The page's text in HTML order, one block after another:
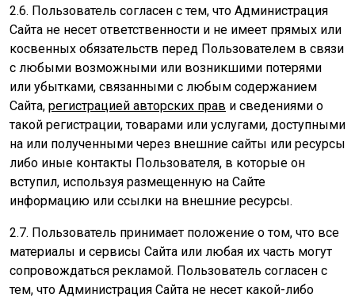
2.6. Пользователь согласен с тем, что Администрация
Сайта не несет ответственности и не имеет прямых или
косвенных обязательств перед Пользователем в связи
с любыми возможными или возникшими потерями
или убытками, связанными с любым содержанием
Сайта, регистрацией авторских прав и сведениями о
такой регистрации, товарами или услугами, доступными
на или полученными через внешние сайты или ресурсы
либо иные контакты Пользователя, в которые он
вступил, используя размещенную на Сайте
информацию или ссылки на внешние ресурсы.
2.7. Пользователь принимает положение о том, что все
материалы и сервисы Сайта или любая их часть могут
сопровождаться рекламой. Пользователь согласен с
тем, что Администрация Сайта не несет какой-либо